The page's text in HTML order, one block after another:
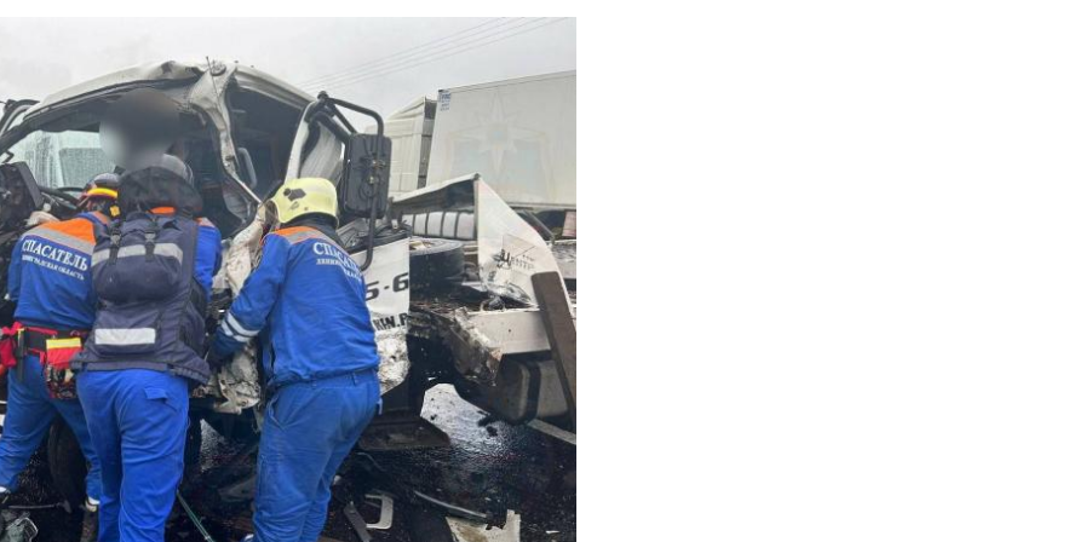
в
Отряд
«ЛизаАлерт» за
июнь нашел в
Петербурге и
В сентября в
Петербурге и
Ленобласти
потерялись почт
Волхове,
во Всеволожске,
досуга в поселке Гостилицы Ломоносовского района,
в Подпорожье,
Приозерска,
Бор" в Сосновом Бору,
в Тихвине.
Адмирала Апраксина, Смоляной мыс),